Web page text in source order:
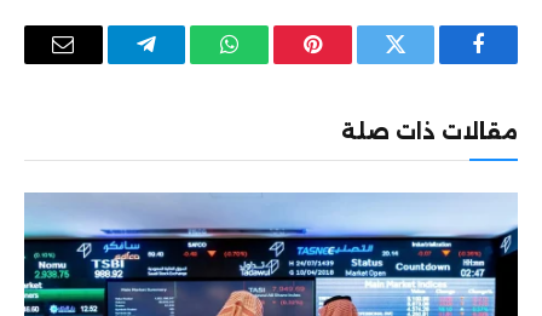
فيسبوك تويتر بينتيريستواتساب تيلقرام
البريد
مقالات ذات صلة